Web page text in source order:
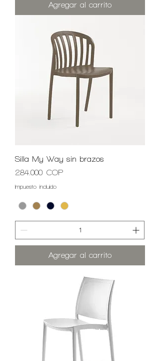
Agregar al carrito
Silla My Way sin brazos
Precio
284.000 COP
Impuesto incluido
Agregar al carrito